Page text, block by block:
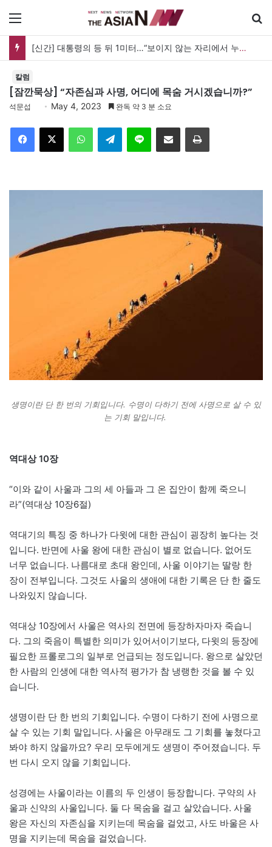
[신간] 대통령의 등 뒤 1미터…“보이지 않는 자리에서 누구를 지킨다는 것”
칼럼
[잠깐묵상] “자존심과 사명, 어디에 목숨 거시겠습니까?”
석문섭 May 4, 2023 완독 약 3 분 소요
Telegram 이메일
생명이란 단 한 번의 기회입니다. 수명이 다하기 전에 사명으로 살 수 있
는 기회 말입니다.
역대상 10장
“이와 같이 사울과 그의 세 아들과 그 온 집안이 함께 죽으니
라”(역대상 10장6절)
역대기의 특징 중 하나가 다윗에 대한 관심이 굉장히 높다는 것
입니다. 반면에 사울 왕에 대한 관심이 별로 없습니다. 없어도
너무 없습니다. 나름대로 초대 왕인데, 사울 이야기는 딸랑 한
장이 전부입니다. 그것도 사울의 생애에 대한 기록은 단 한 줄도
나와있지 않습니다.
역대상 10장에서 사울은 역사의 전면에 등장하자마자 죽습니
다. 그의 죽음이 특별한 의미가 있어서이기보다, 다윗의 등장에
필요한 프롤로그의 일부로 언급되는 정도입니다. 왕으로 살았던
한 사람의 인생에 대한 역사적 평가가 참 냉랭한 것을 볼 수 있
습니다.
생명이란 단 한 번의 기회입니다. 수명이 다하기 전에 사명으로
살 수 있는 기회 말입니다. 사울은 아무래도 그 기회를 놓쳤다고
봐야 하지 않을까요? 우리 모두에게도 생명이 주어졌습니다. 두
번 다시 오지 않을 기회입니다.
성경에는 사울이라는 이름의 두 인생이 등장합니다. 구약의 사
울과 신약의 사울입니다. 둘 다 목숨을 걸고 살았습니다. 사울
왕은 자신의 자존심을 지키는데 목숨을 걸었고, 사도 바울은 사
명을 지키는데 목숨을 걸었습니다.